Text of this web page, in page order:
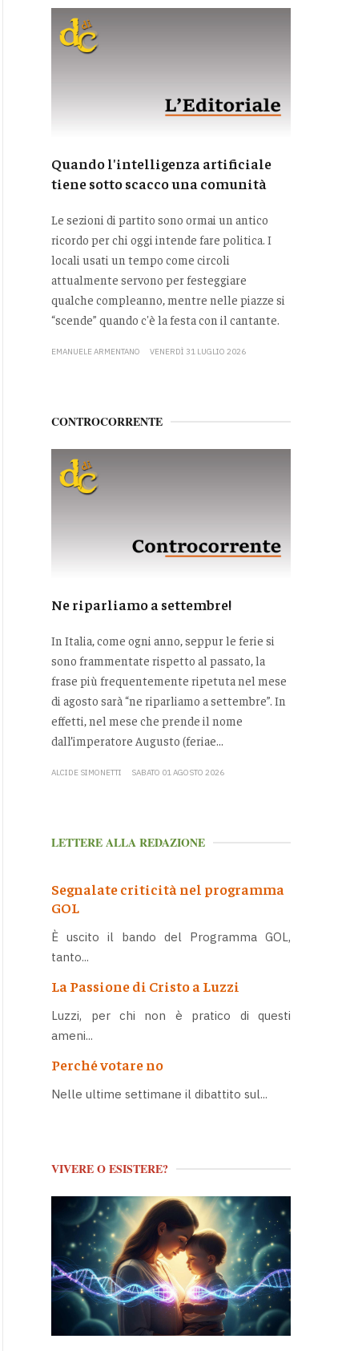
Quando l'intelligenza artificiale
tiene sotto scacco una comunità
Le sezioni di partito sono ormai un antico
ricordo per chi oggi intende fare politica. I
locali usati un tempo come circoli
attualmente servono per festeggiare
qualche compleanno, mentre nelle piazze si
“scende” quando c'è la festa con il cantante.
EMANUELE ARMENTANO VENERDÌ 31 LUGLIO 2026
CONTROCORRENTE
Ne riparliamo a settembre!
In Italia, come ogni anno, seppur le ferie si
sono frammentate rispetto al passato, la
frase più frequentemente ripetuta nel mese
di agosto sarà “ne riparliamo a settembre”. In
effetti, nel mese che prende il nome
dall’imperatore Augusto (feriae...
ALCIDE SIMONETTI SABATO 01 AGOSTO 2026
LETTERE ALLA REDAZIONE
Segnalate criticità nel programma
GOL
È uscito il bando del Programma GOL,
tanto...
La Passione di Cristo a Luzzi
Luzzi, per chi non è pratico di questi
ameni...
Perché votare no
Nelle ultime settimane il dibattito sul...
VIVERE O ESISTERE?